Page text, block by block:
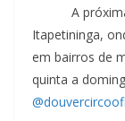
A próxima
Itapetininga,
em bairros de
quinta a